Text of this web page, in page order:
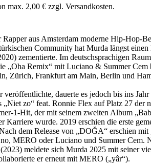
max. 2,00 € zzgl. Versandkosten.
aus Amsterdam moderne Hip-Hop-
Community hat Murda längst einen
zementierte. Im deutschsprachigen
„Oha Remix“ mit Luciano & Summer
Zürich, Frankfurt am Main, Berlin und
dauerte es jedoch bis ins Jahr
zo“ feat. Ronnie Flex auf Platz 27 der
1-Hit, der mit seinem zweiten Album
wurde. 2019 erschien die erste
dem Release von „DOĞA“ erschien
MERO oder Luciano und Summer Cem.
meldete sich Murda 2025 mit seiner
er erneut mit MERO („yâr“).